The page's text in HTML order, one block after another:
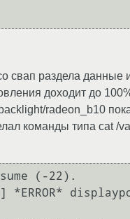
свап раздела данные
доходит до
radeon_b10
команды типа cat /
(-22).
*ERROR*